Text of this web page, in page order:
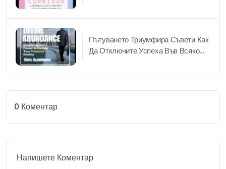
Пътуването Триумфира Съвети Как
Да Отключите Успеха Във Всяко
0 Коментар
Напишете Коментар